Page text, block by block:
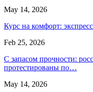
May 14, 2026
Курс на комфорт:
Feb 25, 2026
С запасом прочности:
протестированы по…
May 14, 2026